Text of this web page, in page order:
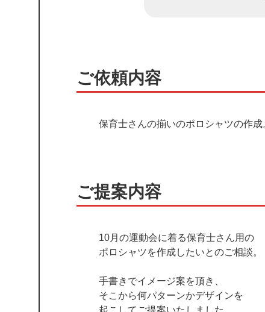
ご依頼内容
保育士さんの揃いのポロシャツの作成
ご提案内容
10月の運動会に着る保育士さん用の
ポロシャツを作成したいとのご相談。
手書きでイメージ案を頂き、
そこから何パターンかデザインを
起こしてご提案いたしました。